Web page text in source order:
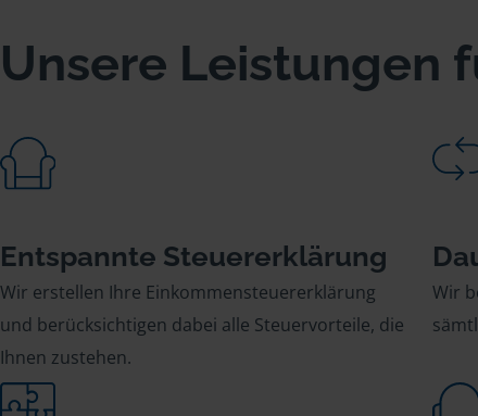
Unsere Leistungen
Entspannte Steuererklärung
Wir erstellen Ihre Einkommensteuererklärung
und berücksichtigen dabei alle Steuervorteile, die
Ihnen zustehen.
Wir